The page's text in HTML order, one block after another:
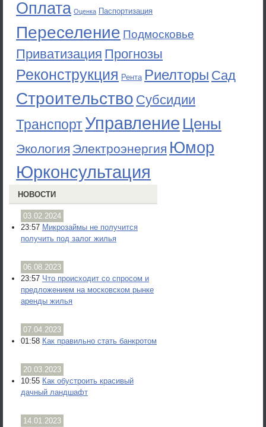
Оплата Оценка Паспортизация
Переселение Подмосковье
Приватизация Прогнозы
Реконструкция Рента Риелторы Сад
Строительство Субсидии
ТранспортУправление Цены
Экология Электроэнергия Юмор
Юрконсультация
НОВОСТИ
03.02.2024
23:57 Микрозаймы не получится
получить под залог жилья
06.08.2023
23:57 Что происходит со спросом и
предложением на московском рынке
аренды жилья
07.04.2023
01:58 Как правильно стать банкротом
20.03.2023
10:55 Как обустроить красивый
дачный ландшафт
14.01.2023